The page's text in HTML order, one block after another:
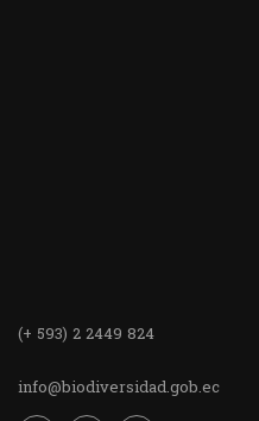
(+ 593) 2 2449 824
info@biodiversidad.gob.ec